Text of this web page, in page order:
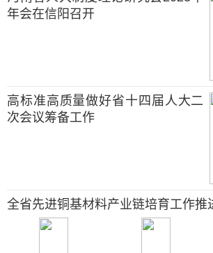
年会在信阳召开
高标准高质量做好省十四届人大二
次会议筹备工作
全省先进铜基材料产业链培育工作推